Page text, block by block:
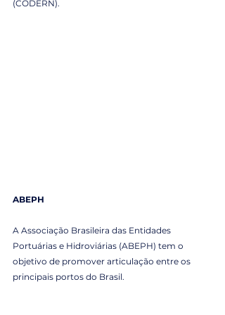
(CODERN).
ABEPH
A Associação Brasileira das Entidades
Portuárias e Hidroviárias (ABEPH) tem o
objetivo de promover articulação entre os
principais portos do Brasil.